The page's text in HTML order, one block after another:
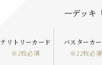
デッキ
テリトリーカード
※ 1枚必須
バスターカ
※ 12枚必須